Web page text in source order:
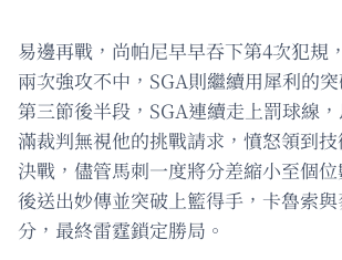
易邊再戰，尚帕尼早早吞下第4次犯規
兩次強攻不中，SGA則繼續用犀利的突
第三節後半段，SGA連續走上罰球線
滿裁判無視他的挑戰請求，憤怒領到
決戰，儘管馬刺一度將分差縮小至個
後送出妙傳並突破上籃得手，卡魯索
分，最終雷霆鎖定勝局。